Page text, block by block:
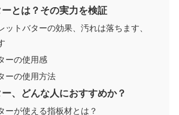
とは？その実力を検証
ットバターの効果、汚れは落ちます、
ーの使用感
ーの使用方法
、どんな人におすすめか？
ーが使える指板材とは？